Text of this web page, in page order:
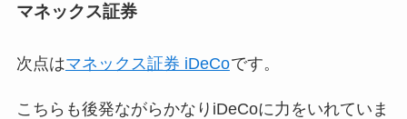
マネックス証券
次点はマネックス証券 iDeCoです。
こちらも後発ながらかなりiDeCoに力をいれていま